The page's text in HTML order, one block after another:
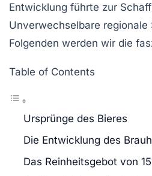
Entwicklung führte zur
Unverwechselbare
Folgenden werden wir die
Table of Contents
Ursprünge des Bieres
Die Entwicklung des
Das Reinheitsgebot von